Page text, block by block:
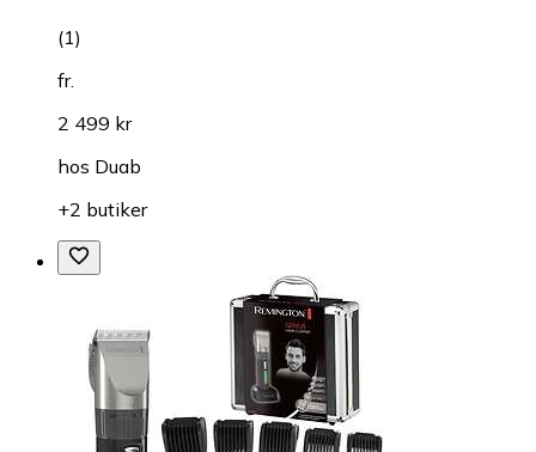
(1)
fr.
2 499 kr
hos Duab
+2 butiker